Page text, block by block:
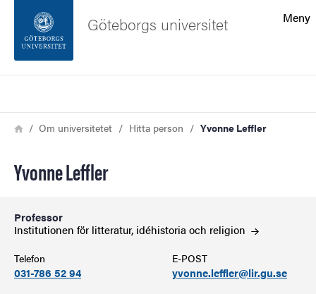
Sidfoten
Meny
Göteborgs universitet
Länkstig
HemOm universitetet Hitta person Yvonne Leffler
Yvonne Leffler
Professor
Institutionen för litteratur, idéhistoria och religion
Telefon
031-786 52 94
E-POST
yvonne.leffler@lir.gu.se